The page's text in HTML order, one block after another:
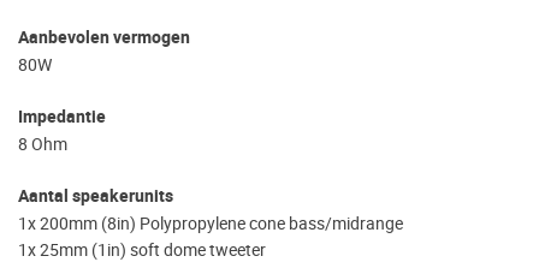
Aanbevolen vermogen
80W
Impedantie
8 Ohm
Aantal speakerunits
1x 200mm (8in) Polypropylene cone bass/midrange
1x 25mm (1in) soft dome tweeter